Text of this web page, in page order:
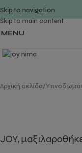
Skip to navigation
Skip to main content
MENU
Αρχική σελίδα
JOY,